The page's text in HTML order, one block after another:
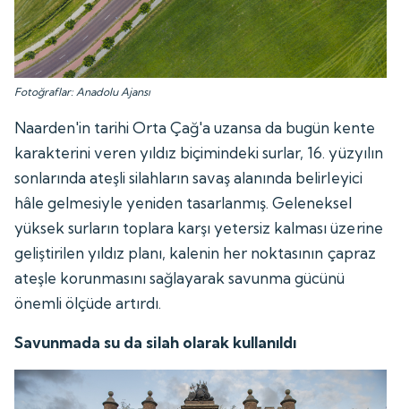
Fotoğraflar: Anadolu Ajansı
Naarden'in tarihi Orta Çağ'a uzansa da bugün kente
karakterini veren yıldız biçimindeki surlar, 16. yüzyılın
sonlarında ateşli silahların savaş alanında belirleyici
hâle gelmesiyle yeniden tasarlanmış. Geleneksel
yüksek surların toplara karşı yetersiz kalması üzerine
geliştirilen yıldız planı, kalenin her noktasının çapraz
ateşle korunmasını sağlayarak savunma gücünü
önemli ölçüde artırdı.
Savunmada su da silah olarak kullanıldı